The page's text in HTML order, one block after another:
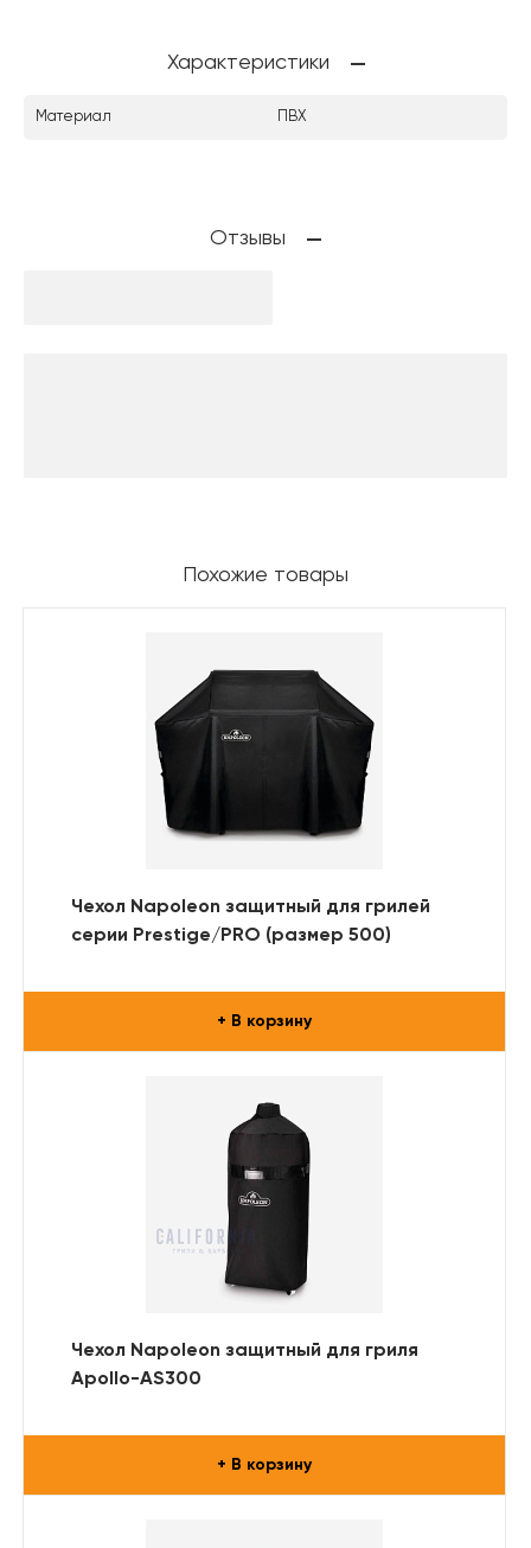
Характеристики
Материал ПВХ
Отзывы
Похожие товары
Чехол Napoleon защитный для грилей
серии Prestige/PRO (размер 500)
+ В корзину
Чехол Napoleon защитный для гриля
Apollo-AS300
+ В корзину